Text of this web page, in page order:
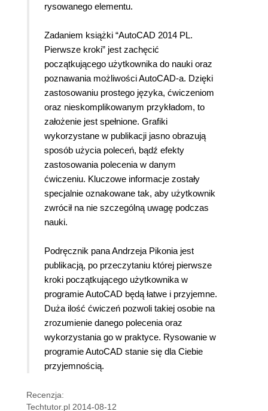
rysowanego elementu.
Zadaniem książki “AutoCAD 2014 PL.
Pierwsze kroki” jest zachęcić
początkującego użytkownika do nauki oraz
poznawania możliwości AutoCAD-a. Dzięki
zastosowaniu prostego języka, ćwiczeniom
oraz nieskomplikowanym przykładom, to
założenie jest spełnione. Grafiki
wykorzystane w publikacji jasno obrazują
sposób użycia poleceń, bądź efekty
zastosowania polecenia w danym
ćwiczeniu. Kluczowe informacje zostały
specjalnie oznakowane tak, aby użytkownik
zwrócił na nie szczególną uwagę podczas
nauki.
Podręcznik pana Andrzeja Pikonia jest
publikacją, po przeczytaniu której pierwsze
kroki początkującego użytkownika w
programie AutoCAD będą łatwe i przyjemne.
Duża ilość ćwiczeń pozwoli takiej osobie na
zrozumienie danego polecenia oraz
wykorzystania go w praktyce. Rysowanie w
programie AutoCAD stanie się dla Ciebie
przyjemnością.
Recenzja:
Techtutor.pl 2014-08-12